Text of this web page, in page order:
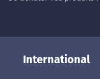
International